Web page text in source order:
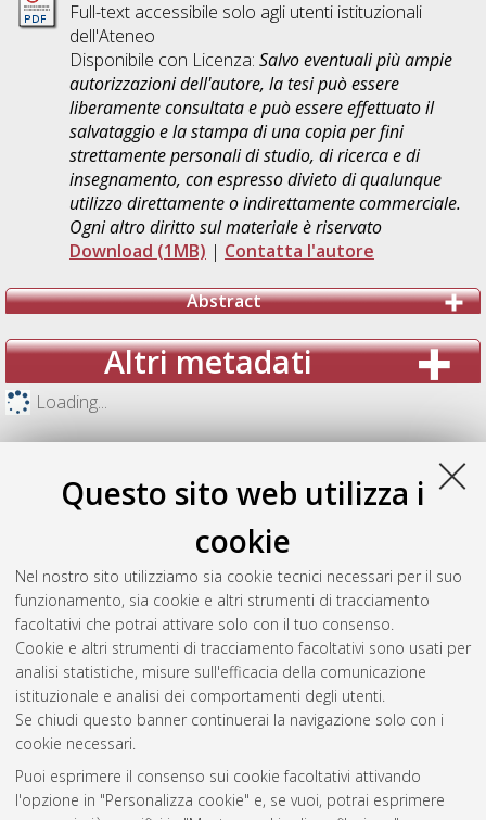
Questo sito web utilizza i
cookie
Nel nostro sito utilizziamo sia cookie tecnici necessari per il suo
funzionamento, sia cookie e altri strumenti di tracciamento
facoltativi che potrai attivare solo con il tuo consenso.
Cookie e altri strumenti di tracciamento facoltativi sono usati per
analisi statistiche, misure sull'efficacia della comunicazione
istituzionale e analisi dei comportamenti degli utenti.
Se chiudi questo banner continuerai la navigazione solo con i
cookie necessari.
Puoi esprimere il consenso sui cookie facoltativi attivando
l'opzione in "Personalizza cookie" e, se vuoi, potrai esprimere
Full-text accessibile solo agli utenti istituzionali
dell'Ateneo
Disponibile con Licenza: Salvo eventuali più ampie
autorizzazioni dell'autore, la tesi può essere
liberamente consultata e può essere effettuato il
salvataggio e la stampa di una copia per fini
strettamente personali di studio, di ricerca e di
insegnamento, con espresso divieto di qualunque
utilizzo direttamente o indirettamente commerciale.
Ogni altro diritto sul materiale è riservato
Download (1MB) | Contatta l'autore
Abstract
Altri metadati
Loading...
Gestione del documento:
Atom
Rss 1.0